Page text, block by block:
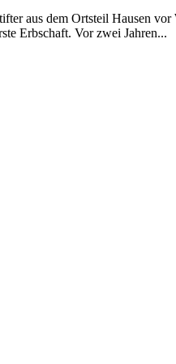
aus dem Ortsteil ‎Hausen vor
Erbschaft. Vor zwei ‎Jahren...